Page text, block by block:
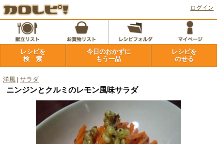
ログイン
レシピを
検 索
今日のおかずに
もう一品
レシピを
のせる
洋風 サラダ
ニンジンとクルミのレモン風味サラダ